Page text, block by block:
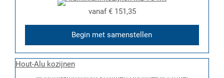
vanaf€ 151,35
Begin met samenstellen
Hout-Alu kozijnen